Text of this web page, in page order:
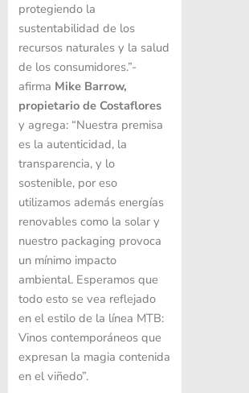
protegiendo la
sustentabilidad de los
recursos naturales y la salud
de los consumidores.”-
afirma Mike Barrow,
propietario de Costaflores
y agrega: “Nuestra premisa
es la autenticidad, la
transparencia, y lo
sostenible, por eso
utilizamos además energías
renovables como la solar y
nuestro packaging provoca
un mínimo impacto
ambiental. Esperamos que
todo esto se vea reflejado
en el estilo de la línea MTB:
Vinos contemporáneos que
expresan la magia contenida
en el viñedo”.